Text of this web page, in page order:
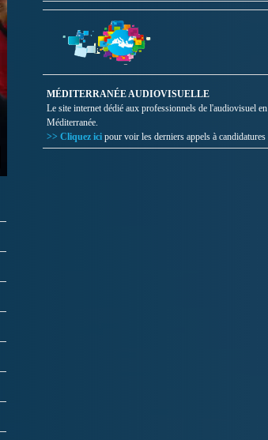
MÉDITERRANÉE AUDIOVISUELLE
Le site internet dédié aux professionnels de l'audiovisuel en
Méditerranée.
>> Cliquez ici pour voir les derniers appels à candidatures